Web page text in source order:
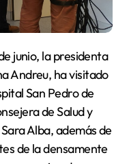
Andreu, ha visitado
San Pedro de
de Salud y
Alba, además de
de la densamente